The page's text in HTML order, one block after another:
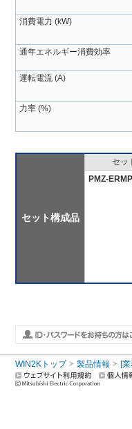
消費電力 (kW)
通年エネルギー消費効率
運転電流 (A)
力率 (%)
セット構成品
セッ
PMZ-
WIN2Kトップ 製品情報 [